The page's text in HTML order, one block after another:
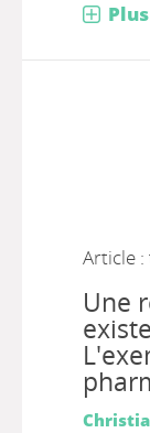
Article
Une